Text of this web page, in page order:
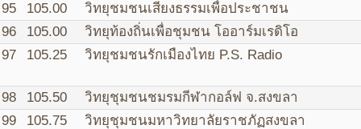
95
105.00
วิทยุชมชนเสียงธรรมเพื่อประชาชน
96
105.00
วิทยุท้องถิ่นเพื่อชุมชน โออาร์มเรดิโอ
97
105.25 วิทยุชมชนรักเมืองไทย P.S. Radio
98 105.50
วิทยุชุมชนชมรมกีฬากอล์ฟ จ.สงขลา
99
105.75 วิทยุชุมชนมหาวิทยาลัยราชภัฏสงขลา